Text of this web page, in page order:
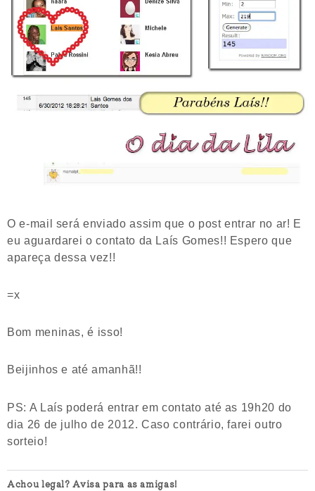
O e-mail será enviado assim que o post entrar no ar! E
eu aguardarei o contato da Laís Gomes!! Espero que
apareça dessa vez!!
=x
Bom meninas, é isso!
Beijinhos e até amanhã!!
PS: A Laís poderá entrar em contato até as 19h20 do
dia 26 de julho de 2012. Caso contrário, farei outro
sorteio!
Achou legal? Avisa para as amigas!